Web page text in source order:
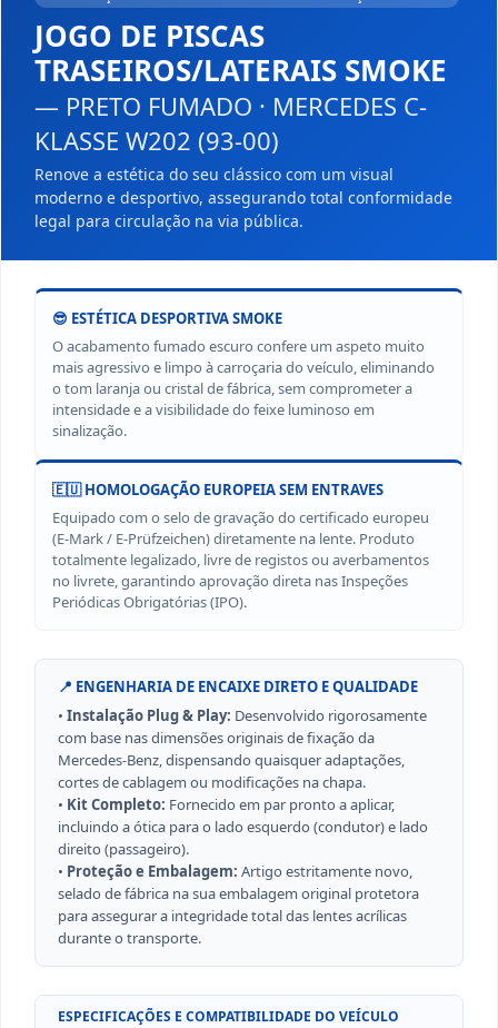
JOGO DE PISCAS
TRASEIROS/LATERAIS SMOKE
— PRETO FUMADO · MERCEDES C-
KLASSE W202 (93-00)
Renove a estética do seu clássico com um visual
moderno e desportivo, assegurando total conformidade
legal para circulação na via pública.
😎 ESTÉTICA DESPORTIVA SMOKE
O acabamento fumado escuro confere um aspeto muito
mais agressivo e limpo à carroçaria do veículo, eliminando
o tom laranja ou cristal de fábrica, sem comprometer a
intensidade e a visibilidade do feixe luminoso em
sinalização.
🇪🇺 HOMOLOGAÇÃO EUROPEIA SEM ENTRAVES
Equipado com o selo de gravação do certificado europeu
(E-Mark / E-Prüfzeichen) diretamente na lente. Produto
totalmente legalizado, livre de registos ou averbamentos
no livrete, garantindo aprovação direta nas Inspeções
Periódicas Obrigatórias (IPO).
📍 ENGENHARIA DE ENCAIXE DIRETO E QUALIDADE
• Instalação Plug & Play: Desenvolvido rigorosamente
com base nas dimensões originais de fixação da
Mercedes-Benz, dispensando quaisquer adaptações,
cortes de cablagem ou modificações na chapa.
• Kit Completo: Fornecido em par pronto a aplicar,
incluindo a ótica para o lado esquerdo (condutor) e lado
direito (passageiro).
• Proteção e Embalagem: Artigo estritamente novo,
selado de fábrica na sua embalagem original protetora
para assegurar a integridade total das lentes acrílicas
durante o transporte.
ESPECIFICAÇÕES E COMPATIBILIDADE DO VEÍCULO